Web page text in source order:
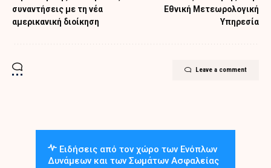
συναντήσεις με τη νέα
αμερικανική διοίκηση
Εθνική Μετεωρολογική
Υπηρεσία
Leave a comment
Ειδήσεις από τον χώρο των Ενόπλων
Δυνάμεων και των Σωμάτων Ασφαλείας